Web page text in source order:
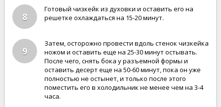
8
Готовый чизкейк из духовки и оставить его на
решетке охлаждаться на 15-20 минут.
9
Затем, осторожно провести вдоль стенок чизкейка
ножом и оставить еще на 25-30 минут остывать.
После чего, снять бока у разъемной формы и
оставить десерт еще на 50-60 минут, пока он уже
полностью не остынет, и только после этого
поместить его в холодильник не менее чем на 3-4
часа.